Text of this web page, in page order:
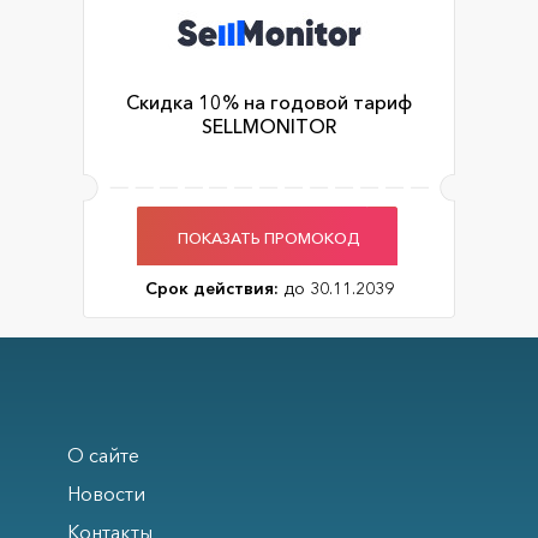
Скидка 10% на годовой тариф
SELLMONITOR
ПОКАЗАТЬ ПРОМОКОД
Срок действия: до 30.11.2039
О сайте
Новости
Контакты